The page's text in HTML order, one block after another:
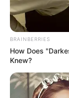
BRAINBERRIES
How Does
Knew?